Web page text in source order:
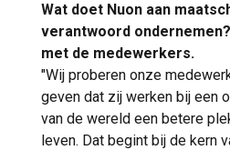
Wat doet Nuon aan
verantwoord
met de medewerkers.
"Wij proberen onze
geven dat zij werken bij een
van de wereld een betere
leven. Dat begint bij de kern